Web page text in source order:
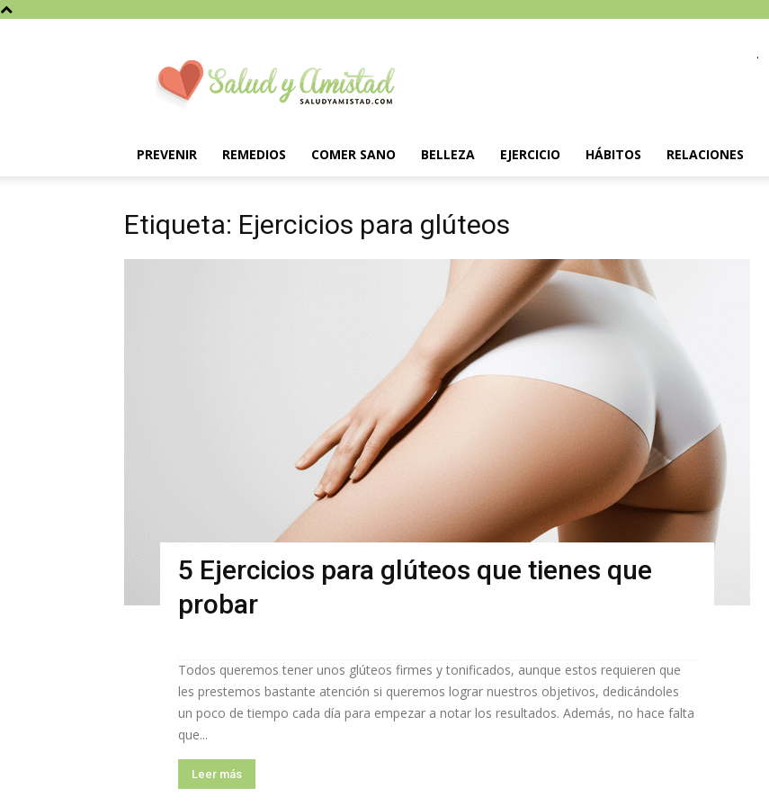
.
PREVENIR REMEDIOS COMER SANO BELLEZA EJERCICIO HÁBITOS RELACIONES
Etiqueta: Ejercicios para glúteos
5 Ejercicios para glúteos que tienes que
probar
Todos queremos tener unos glúteos firmes y tonificados, aunque estos requieren que
les prestemos bastante atención si queremos lograr nuestros objetivos, dedicándoles
un poco de tiempo cada día para empezar a notar los resultados. Además, no hace falta
que...
Leer más